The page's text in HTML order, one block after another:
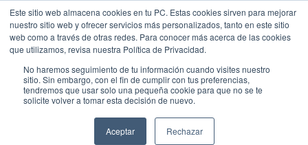
Este sitio web almacena cookies en tu PC. Estas cookies sirven para mejorar
nuestro sitio web y ofrecer servicios más personalizados, tanto en este sitio
web como a través de otras redes. Para conocer más acerca de las cookies
que utilizamos, revisa nuestra Política de Privacidad.
No haremos seguimiento de tu información cuando visites nuestro
sitio. Sin embargo, con el fin de cumplir con tus preferencias,
tendremos que usar solo una pequeña cookie para que no se te
solicite volver a tomar esta decisión de nuevo.
Aceptar Rechazar
Nombre